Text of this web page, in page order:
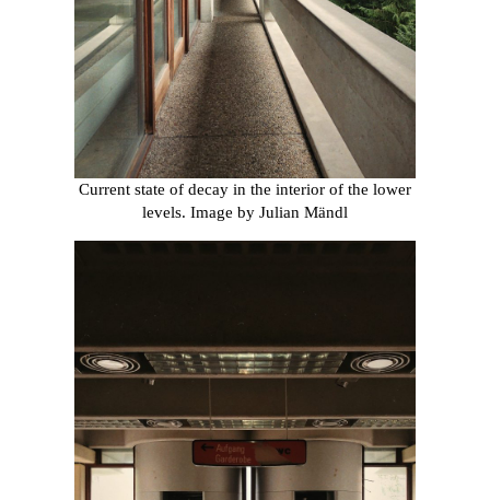
Current state of decay in the interior of the lower
levels. Image by Julian Mändl